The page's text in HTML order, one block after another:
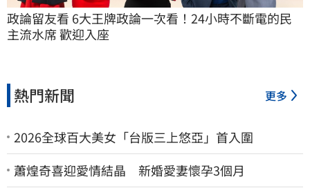
政論留友看 6大王牌政論一次看！24小時不斷電的民
主流水席 歡迎入座
熱門新聞 更多
2026全球百大美女「台版三上悠亞」首入圍
蕭煌奇喜迎愛情結晶 新婚愛妻懷孕3個月